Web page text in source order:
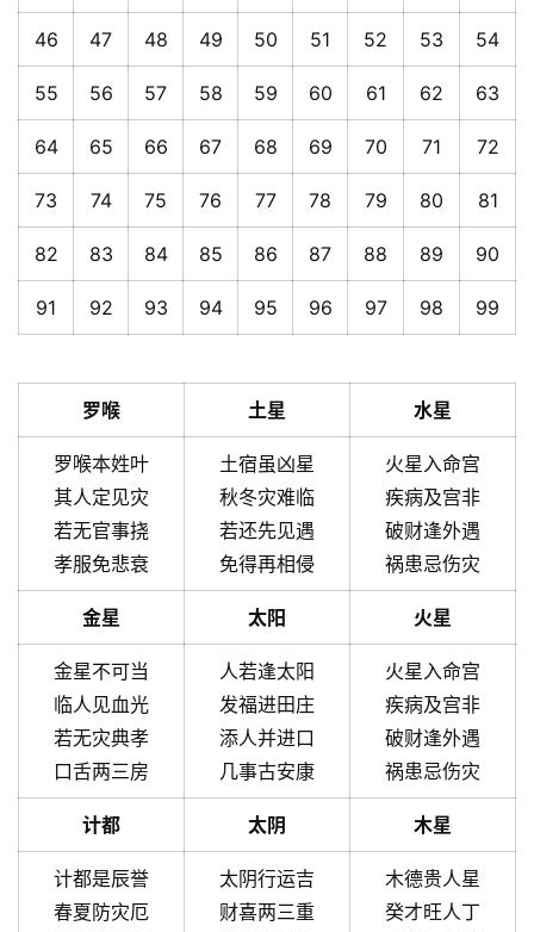
46 47 48 49 50 51 52 53 54
55 56 57 58 59 60 61 62 63
64 65 66 67 68 69 70 71 72
73 74 75 76 77 78 79 80 81
82 83 84 85 86 87 88 89 90
91 92 93 94 95 96 97 98 99
罗喉 土星 水星
罗喉本姓叶
其人定见灾
若无官事挠
孝服免悲衰
土宿虽凶星
秋冬灾难临
若还先见遇
免得再相侵
火星入命宫
疾病及宫非
破财逢外遇
祸患忌伤灾
金星 太阳 火星
金星不可当
临人见血光
若无灾典孝
口舌两三房
人若逢太阳
发福进田庄
添人并进口
几事古安康
火星入命宫
疾病及宫非
破财逢外遇
祸患忌伤灾
计都 太阴 木星
计都是辰誉
春夏防灾厄
太阴行运吉
财喜两三重
木德贵人星
癸才旺人丁